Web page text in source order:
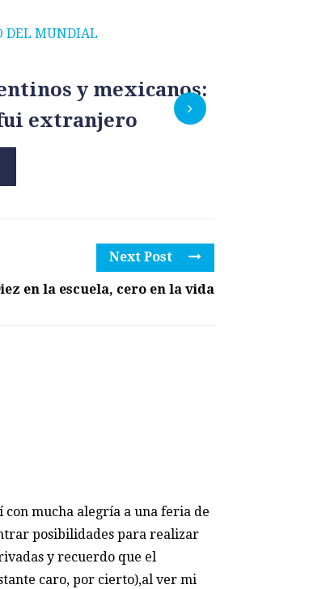
DEL MUNDIAL
y mexicanos:
extranjero
Next Post
en la escuela, cero en la vida
mucha alegría a una feria de
posibilidades para realizar
y recuerdo que el
caro, por cierto),al ver mi